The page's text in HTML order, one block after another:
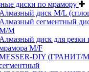
диски по мрамору
Алмазный диск M/L
Алмазный сегментный
M
Алмазный диск для
M/F
DIY